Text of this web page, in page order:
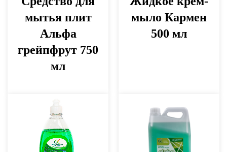
мытья плит
Альфа
грейпфрут 750
мл
мыло Кармен
500 мл